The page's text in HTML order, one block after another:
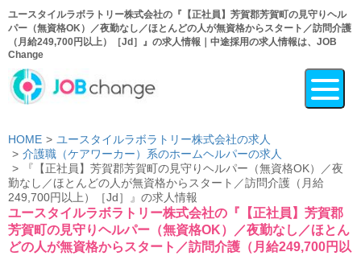
ユースタイルラボラトリー株式会社の『【正社員】芳賀郡芳賀町の見守りヘル
パー（無資格OK）／夜勤なし／ほとんどの人が無資格からスタート／訪問介護
（月給249,700円以上）［Jd］』の求人情報｜中途採用の求人情報は、JOB
Change
HOME
ユースタイルラボラトリー株式会社の求人
介護職（ケアワーカー）系のホームヘルパーの求人
『【正社員】芳賀郡芳賀町の見守りヘルパー（無資格OK）／夜
勤なし／ほとんどの人が無資格からスタート／訪問介護（月給
249,700円以上）［Jd］』の求人情報
ユースタイルラボラトリー株式会社の『【正社員】芳賀郡
芳賀町の見守りヘルパー（無資格OK）／夜勤なし／ほとん
どの人が無資格からスタート／訪問介護（月給249,700円以